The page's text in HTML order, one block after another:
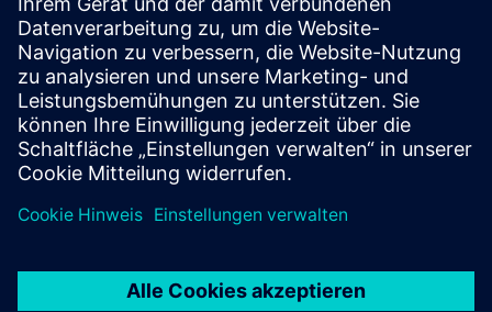
Ineffizienzen wie Leistungsfaktorprobleme zu
erkennen und Korrekturmaßnahmen zur Optimierung
der Energieeffizienz und zur Reduzierung zusätzlicher
Kosten zu ermöglichen.